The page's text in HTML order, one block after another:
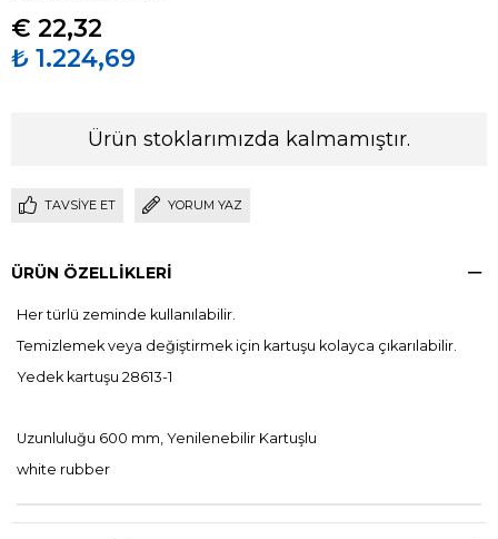
€ 22,32
₺ 1.224,69
Ürün stoklarımızda kalmamıştır.
TAVSIYE ET YORUM YAZ
ÜRÜN ÖZELLIKLERI
Her türlü zeminde kullanılabilir.
Temizlemek veya değiştirmek için kartuşu kolayca çıkarılabilir.
Yedek kartuşu 28613-1
Uzunluluğu 600 mm, Yenilenebilir Kartuşlu
white rubber